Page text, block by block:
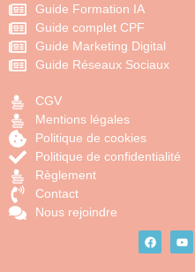
Guide Formation IA
Guide complet CPF
Guide Marketing Digital
Guide Réseaux Sociaux
CGV
Mentions légales
Politique de cookies
Politique de confidentialité
Règlement
Contact
Nous rejoindre